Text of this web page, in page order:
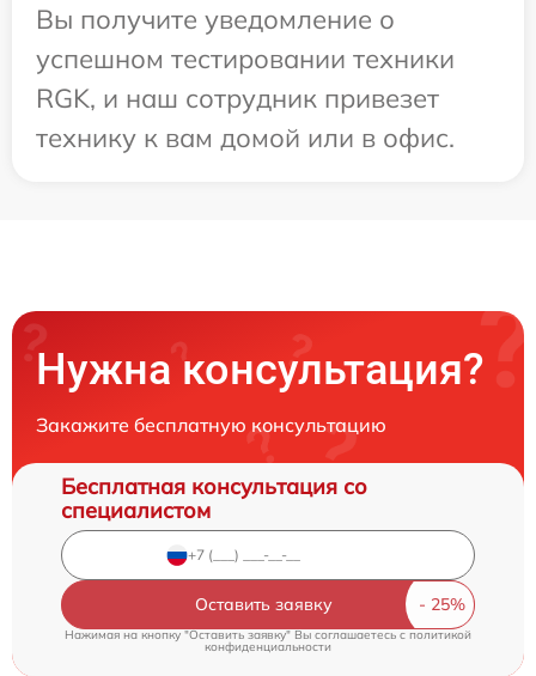
Вы получите уведомление о
успешном тестировании техники
RGK, и наш сотрудник привезет
технику к вам домой или в офис.
Нужна консультация?
Закажите бесплатную консультацию
Бесплатная консультация со
специалистом
Оставить заявку
Нажимая на кнопку "Оставить заявку" Вы соглашаетесь cполитикой
конфиденциальности